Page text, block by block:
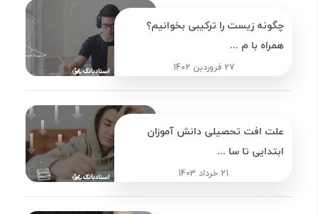
چگونه زیست را ترکیبی بخوانیم؟
همراه با م ...
27 فروردین 1402
علت افت تحصیلی دانش آموزان
ابتدایی تا سا ...
21 خرداد 1403